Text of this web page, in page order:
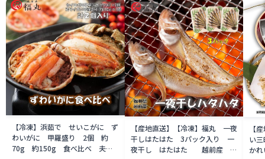
【冷凍】浜茹で せいこがに ず
わいがに 甲羅盛り 2個 約
70g 約150g 食べ比べ 夫
【産地直送】【冷凍】福丸 一夜
干しはたはた 3パック入り 一
夜干し はたはた 越前産 福
【
い
か